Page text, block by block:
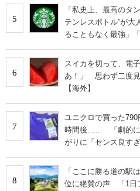
5
「私史上、最高の
テンレスボトル”が
ることもなく最強」
6
スイカを切って、電
あ！」 思わず二度見
【海外】
7
ユニクロで買った
時間後…… 「劇的に
がりに「センス良すぎ
8
「ここに勝る道の駅
位に絶賛の声 「1日